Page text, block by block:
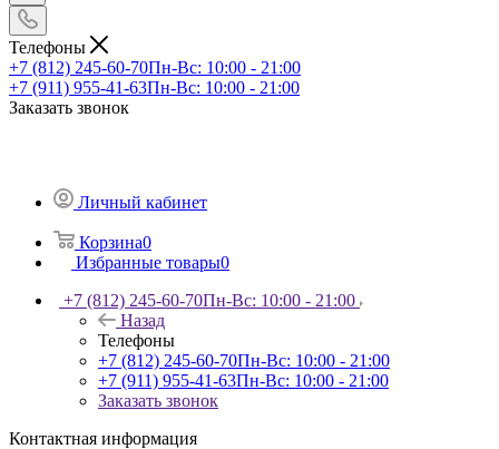
Телефоны
+7 (812) 245-60-70Пн-Вс: 10:00 - 21:00
+7 (911) 955-41-63Пн-Вс: 10:00 - 21:00
Заказать звонок
Личный кабинет
Корзина0
Избранные товары0
+7 (812) 245-60-70Пн-Вс: 10:00 - 21:00
Назад
Телефоны
+7 (812) 245-60-70Пн-Вс: 10:00 - 21:00
+7 (911) 955-41-63Пн-Вс: 10:00 - 21:00
Заказать звонок
Контактная информация